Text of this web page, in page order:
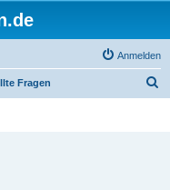
Anmelden
Fragen